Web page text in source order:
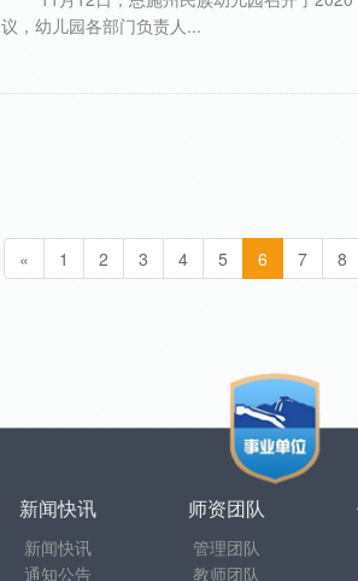
议，幼儿园各部门负责人...
« 1 2 3 4 5 6 7 8
新闻快讯
新闻快讯
通知公告
师资团队
管理团队
教师团队